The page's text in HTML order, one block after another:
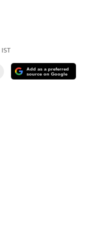
IST
Add as a preferred
source on Google